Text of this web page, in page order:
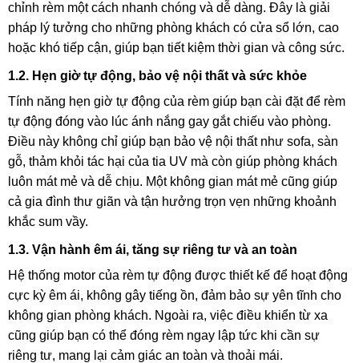
chỉnh rèm một cách nhanh chóng và dễ dàng. Đây là giải
pháp lý tưởng cho những phòng khách có cửa sổ lớn, cao
hoặc khó tiếp cận, giúp bạn tiết kiệm thời gian và công sức.
1.2. Hẹn giờ tự động, bảo vệ nội thất và sức khỏe
Tính năng hẹn giờ tự động của rèm giúp bạn cài đặt để rèm
tự động đóng vào lúc ánh nắng gay gắt chiếu vào phòng.
Điều này không chỉ giúp bạn bảo vệ nội thất như sofa, sàn
gỗ, thảm khỏi tác hại của tia UV mà còn giúp phòng khách
luôn mát mẻ và dễ chịu. Một không gian mát mẻ cũng giúp
cả gia đình thư giãn và tận hưởng trọn vẹn những khoảnh
khắc sum vầy.
1.3. Vận hành êm ái, tăng sự riêng tư và an toàn
Hệ thống motor của rèm tự động được thiết kế để hoạt động
cực kỳ êm ái, không gây tiếng ồn, đảm bảo sự yên tĩnh cho
không gian phòng khách. Ngoài ra, việc điều khiển từ xa
cũng giúp bạn có thể đóng rèm ngay lập tức khi cần sự
riêng tư, mang lại cảm giác an toàn và thoải mái.